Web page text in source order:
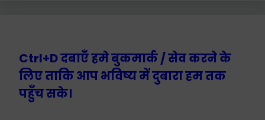
Ctrl+D दबाएँ हमे बुकमार्क / सेव करने के
लिए ताकि आप भविष्य में दुबारा हम तक
पहुँच सके।